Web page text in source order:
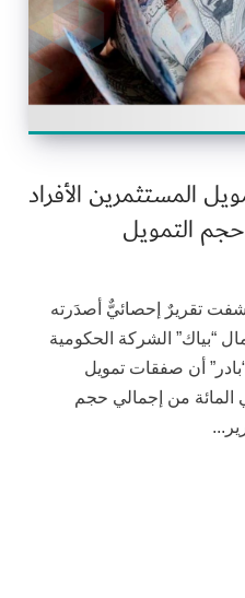
المستثمرين الأفراد
حجم التمويل
تحالف – 12 يوليو 2020 كشفت تقريرٌ إحصائيٌّ أصدَرته
“بياك” الشركة الحكومية
أن صفقات تمويل
الأفراد تعادل 20 في المائة من إجمالي حجم